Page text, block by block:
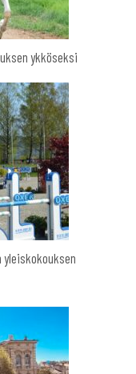
ykköseksi
yleiskokouksen